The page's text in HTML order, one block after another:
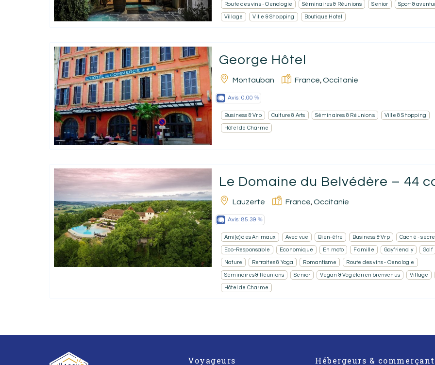
Route des vins - Oenologie Séminaires & Réunions Senior Sport &
Village Ville & Shopping Boutique Hotel
George Hôtel
Montauban France, Occitanie
Avis: 0.00
Business & Vrp Culture & Arts Séminaires & Réunions Ville & Shopping
Hôtel de Charme
Le Domaine du Belvédère – 44
Lauzerte France, Occitanie
Avis: 85.39
Ami(e) des Animaux Avec vue Bien-être Business & Vrp Caché -
Eco-Responsable Economique En moto Famille Gayfriendly Golf
Nature Retraites & Yoga Romantisme Route des vins - Oenologie
Séminaires & Réunions Senior Vegan & Végétarien bienvenus Village
Hôtel de Charme
Voyageurs Hébergeurs &